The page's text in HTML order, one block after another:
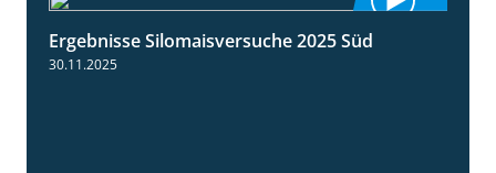
Ergebnisse Silomaisversuche 2025 Süd
30.11.2025